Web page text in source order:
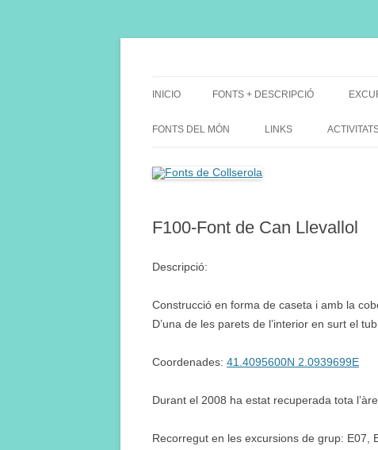
INICIO FONTS + DESCRIPCIÓ
DE
FONTS DEL MÓN LINKS
F100-Font de Can Llevallol
Descripció:
Construcció en forma de caseta i amb la
D’una de les parets de l’interior en surt el
Coordenades: 41.4095600N 2.0939699E
Durant el 2008 ha estat recuperada tota
Recorregut en les excursions de grup: E07,